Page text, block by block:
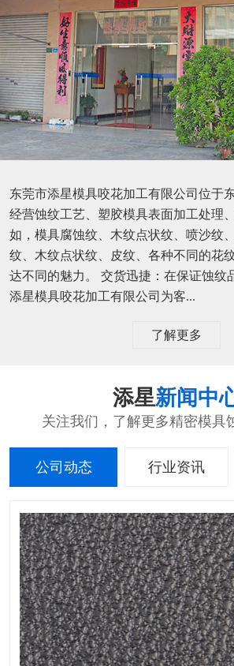
东莞市添星模具咬花加工有限公司位于
经营蚀纹工艺、塑胶模具表面加工处理
如，模具腐蚀纹、木纹点状纹、喷沙纹
纹、木纹点状纹、皮纹、各种不同的花
达不同的魅力。 交货迅捷：在保证蚀纹
添星模具咬花加工有限公司为客...
了解更多
添星新闻中
关注我们，了解更多精密模具
公司动态 行业资讯